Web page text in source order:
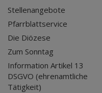
Stellenangebote
Pfarrblattservice
Die Diözese
Zum Sonntag
Information Artikel 13
DSGVO (ehrenamtliche
Tätigkeit)